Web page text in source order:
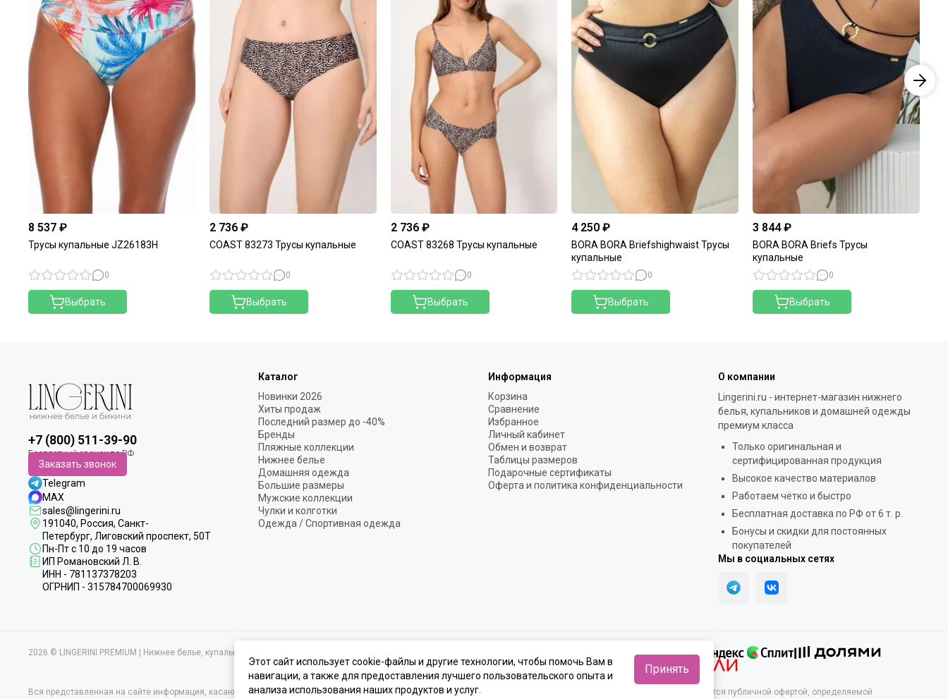
8 537 ₽
Трусы купальные JZ26183H
0
Выбрать
2 736 ₽
COAST 83273 Трусы купальные
0
Выбрать
2 736 ₽
COAST 83268 Трусы купальные
0
Выбрать
4 250 ₽
BORA BORA Briefshighwaist Трусы
купальные
0
Выбрать
3 844 ₽
BORA BORA Briefs Трусы
купальные
0
Выбрать
+7 (800) 511-39-90
Заказать звонок
Telegram
MAX
sales@lingerini.ru
191040, Россия, Санкт-
Петербург, Лиговский проспект, 50Т
Пн-Пт с 10 до 19 часов
ИП Романовский Л. В.
ИНН - 781137378203
ОГРНИП - 315784700069930
Каталог
Новинки 2026
Хиты продаж
Последний размер до -40%
Бренды
Пляжные коллекции
Нижнее белье
Домашняя одежда
Большие размеры
Мужские коллекции
Чулки и колготки
Одежда / Спортивная одежда
Информация
Корзина
Сравнение
Избранное
Личный кабинет
Обмен и возврат
Таблицы размеров
Подарочные сертификаты
Оферта и политика конфиденциальности
О компании
Lingerini.ru - интернет-магазин нижнего
белья, купальников и домашней одежды
премиум класса
Только оригинальная и
сертифицированная продукция
Высокое качество материалов
Работаем чётко и быстро
Бесплатная доставка по РФ от 6 т. р.
Бонусы и скидки для постоянных
покупателей
Мы в социальных сетях
2026 © LINGERINI PREMIUM | Нижнее белье, купальники и домашняя одежда премиум класса.
Вся представленная на сайте информация, касающаяся характеристик, стоимости товаров и услуг, носит информационный характер и ни при каких условиях не является публичной офертой, определяемой
Этот сайт использует cookie-файлы и другие технологии, чтобы помочь Вам в
навигации, а также для предоставления лучшего пользовательского опыта и
анализа использования наших продуктов и услуг.
Принять